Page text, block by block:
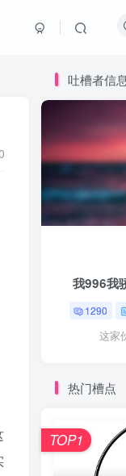
吐槽者信息
我996我
1290
这家
热门槽点
TOP1